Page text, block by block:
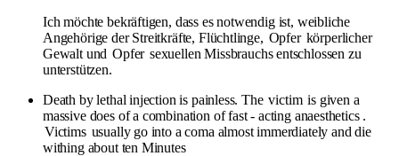
Ich möchte bekräftigen, dass es notwendig ist, weibliche
Angehörige der Streitkräfte, Flüchtlinge, Opfer körperlicher
Gewalt und Opfer sexuellen Missbrauchs entschlossen zu
unterstützen.
Death by lethal injection is painless. The victim is given a
massive does of a combination of fast - acting anaesthetics .
Victims usually go into a coma almost immerdiately and die
withing about ten Minutes